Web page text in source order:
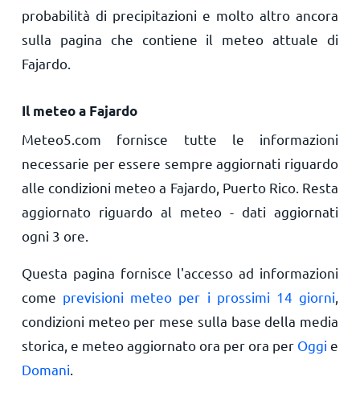
probabilità di precipitazioni e molto altro ancora
sulla pagina che contiene il meteo attuale di
Fajardo.
Il meteo a Fajardo
Meteo5.com fornisce tutte le informazioni
necessarie per essere sempre aggiornati riguardo
alle condizioni meteo a Fajardo, Puerto Rico. Resta
aggiornato riguardo al meteo - dati aggiornati
ogni 3 ore.
Questa pagina fornisce l'accesso ad informazioni
come previsioni meteo per i prossimi 14 giorni
condizioni meteo per mese sulla base della media
storica, e meteo aggiornato ora per ora per Oggi e
Domani